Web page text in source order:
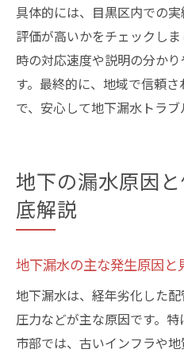
具体的には、目黒区内での
評価が高いかをチェックし
時の対応速度や説明の分か
す。最終的に、地域で信頼
で、安心して地下漏水トラブ
地下の漏水原因
底解説
地下漏水の主な発生原因と
地下漏水は、経年劣化した
圧力などが主な原因です。
市部では、古いインフラや